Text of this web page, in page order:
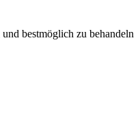
bestmöglich zu behandeln